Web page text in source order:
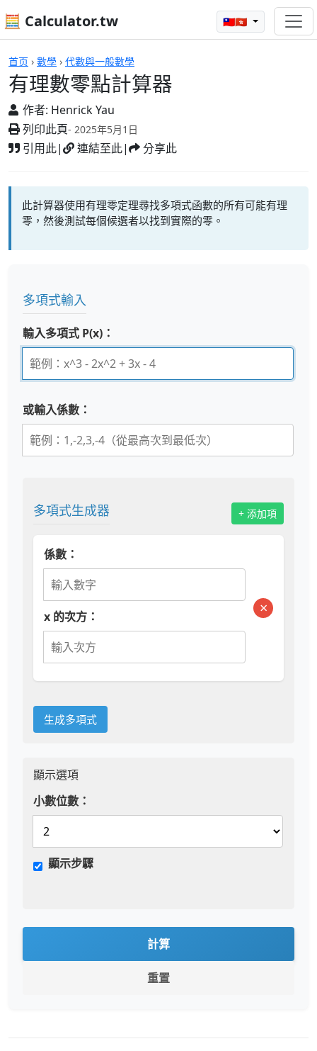
🧮 Calculator.tw 🇹🇼🇭🇰
首页 › 數學 › 代數與一般數學
有理數零點計算器
作者: Henrick Yau
列印此頁- 2025年5月1日
引用此| 連結至此| 分享此
計算機
此計算器使用有理零定理尋找多項式函數的所有可能有理
零，然後測試每個候選者以找到實際的零。
多項式輸入
輸入多項式 P(x)：
或輸入係數：
多項式生成器 + 添加項
係數：
x 的次方： ×
生成多項式
顯示選項
小數位數：
顯示步驟
計算
重置